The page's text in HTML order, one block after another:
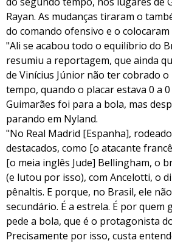
Rayan. As mudanças tiraram o
do comando ofensivo e o
"Ali se acabou todo o equilíbrio do
resumiu a reportagem, que ainda
de Vinícius Júnior não ter cobrado
tempo, quando o placar estava 0 a
Guimarães foi para a bola, mas
parando em Nyland.
"No Real Madrid [Espanha],
destacados, como [o atacante
[o meia inglês Jude] Bellingham, o
(e lutou por isso), com Ancelotti, o
pênaltis. E porque, no Brasil, ele
secundário. É a estrela. É por quem
pede a bola, que é o protagonista
Precisamente por isso, custa